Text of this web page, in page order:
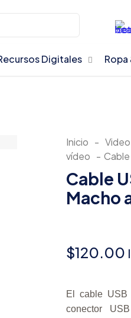
Digitales Ropa
Inicio - Video
vídeo -
Cable
Macho
$120.00
El cable
conector